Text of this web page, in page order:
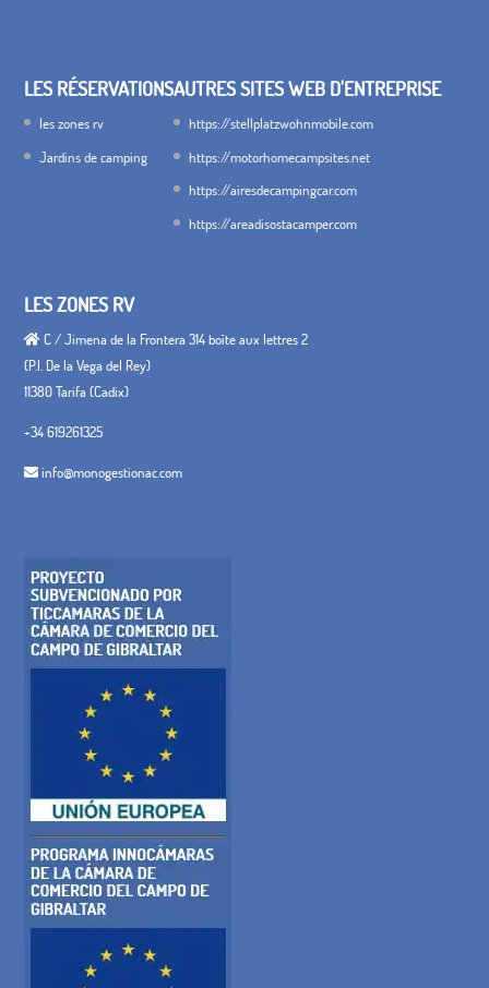
LES RÉSERVATIONS
les zones rv
Jardins de camping
AUTRES SITES WEB D'ENTREPRISE
https://stellplatzwohnmobile.com
https://motorhomecampsites.net
https://airesdecampingcar.com
https://areadisostacamper.com
LES ZONES RV
C / Jimena de la Frontera 314 boîte aux lettres 2
(P.I. De la Vega del Rey)
11380 Tarifa (Cadix)
+34 619261325
info@monogestionac.com